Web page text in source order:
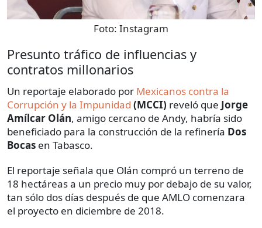
Foto: Instagram
Presunto tráfico de influencias y
contratos millonarios
Un reportaje elaborado por Mexicanos contra la
Corrupción y la Impunidad (MCCI) reveló que Jorge
Amílcar Olán, amigo cercano de Andy, habría sido
beneficiado para la construcción de la refinería Dos
Bocas en Tabasco.
El reportaje señala que Olán compró un terreno de
18 hectáreas a un precio muy por debajo de su valor,
tan sólo dos días después de que AMLO comenzara
el proyecto en diciembre de 2018.